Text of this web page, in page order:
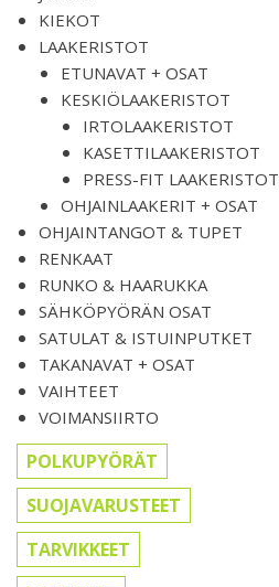
KIEKOT
LAAKERISTOT
ETUNAVAT + OSAT
KESKIÖLAAKERISTOT
IRTOLAAKERISTOT
KASETTILAAKERISTOT
PRESS-FIT LAAKERISTOT
OHJAINLAAKERIT + OSAT
OHJAINTANGOT & TUPET
RENKAAT
RUNKO & HAARUKKA
SÄHKÖPYÖRÄN OSAT
SATULAT & ISTUINPUTKET
TAKANAVAT + OSAT
VAIHTEET
VOIMANSIIRTO
POLKUPYÖRÄT
SUOJAVARUSTEET
TARVIKKEET